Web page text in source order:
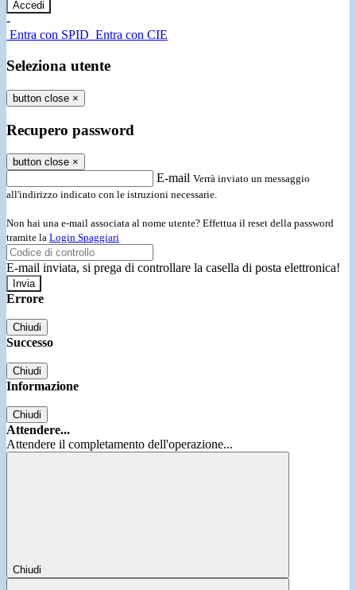
-
Entra con SPID Entra con CIE
Seleziona utente
button close ×
Recupero password
button close ×
E-mail Verrà inviato un messaggio
all'indirizzo indicato con le istruzioni necessarie.
Non hai una e-mail associata al nome utente? Effettua il reset della password
tramite la Login Spaggiari
E-mail inviata, si prega di controllare la casella di posta elettronica!
Errore
Chiudi
Successo
Chiudi
Informazione
Chiudi
Attendere...
Attendere il completamento dell'operazione...
Chiudi